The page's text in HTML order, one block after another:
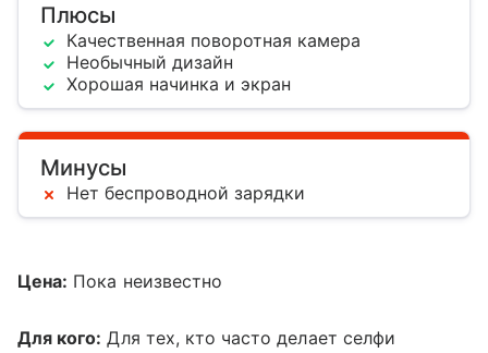
Плюсы
Качественная поворотная камера
Необычный дизайн
Хорошая начинка и экран
Минусы
Нет беспроводной зарядки
Цена: Пока неизвестно
Для кого: Для тех, кто часто делает селфи